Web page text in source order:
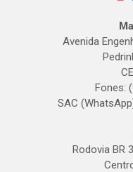
Avenida
Fones:
SAC
Rodovia BR